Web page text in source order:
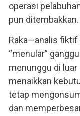
operasi
pun ditembakkan.
Raka—analis
“menular”
menunggu di luar
menaikkan
tetap
dan